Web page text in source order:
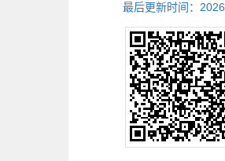
最后更新时间： 2026